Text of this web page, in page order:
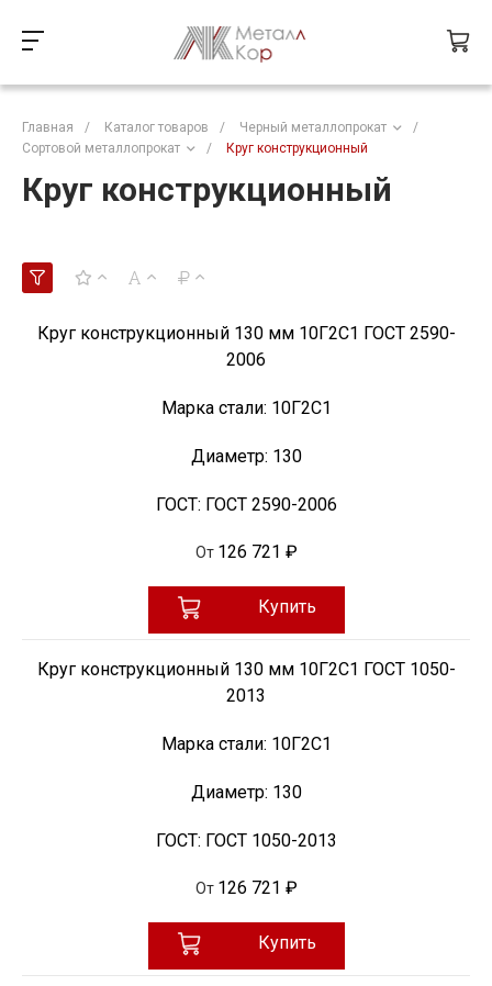
Главная / Каталог товаров / Черный металлопрокат
/
Сортовой металлопрокат
/ Круг конструкционный
Круг конструкционный
Круг конструкционный 130 мм 10Г2С1 ГОСТ 2590-
2006
Марка стали: 10Г2С1
Диаметр: 130
ГОСТ: ГОСТ 2590-2006
От 126 721 ₽
Купить
Круг конструкционный 130 мм 10Г2С1 ГОСТ 1050-
2013
Марка стали: 10Г2С1
Диаметр: 130
ГОСТ: ГОСТ 1050-2013
От 126 721 ₽
Купить